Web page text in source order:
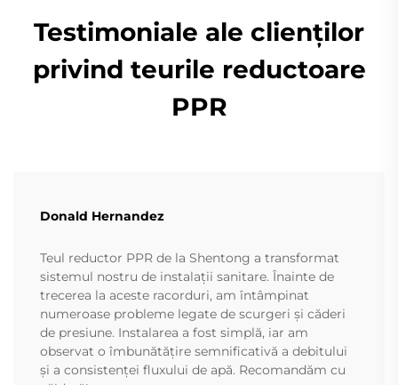
Testimoniale ale clienților
privind teurile reductoare
PPR
Donald Hernandez
Teul reductor PPR de la Shentong a transformat
sistemul nostru de instalații sanitare. Înainte de
trecerea la aceste racorduri, am întâmpinat
numeroase probleme legate de scurgeri și căderi
de presiune. Instalarea a fost simplă, iar am
observat o îmbunătățire semnificativă a debitului
și a consistenței fluxului de apă. Recomandăm cu